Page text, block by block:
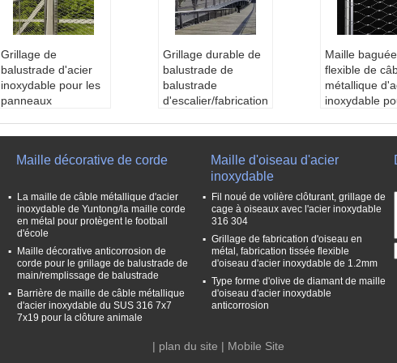
Grillage de
balustrade d'acier
inoxydable pour les
panneaux
Nom:maille de cord
ydable
Diamètre de fil:1.2
mm-3.2mm
Ouverture de maill
e: 25x25-200x200m
1*7,7*7,7*19,1*19
Grillage durable de
balustrade de
balustrade
d'escalier/fabrication
e d'acier inoxydable
Diamètre de fil:1.2
mm-3.2mm
Ouverture de maill
e:
25x25-200x200m
Structure de câble:
1*7,7*7,7*19,1*19
Maille baguée
flexible de
métallique
inoxydable
aille de corde
our la
male de
Matériau:
ydable 304
L
Diamètre de
mm-4.0mm
Maille décorative de corde
La maille de câble métallique d'acier
inoxydable de Yuntong/la maille corde
en métal pour protègent le football
d'école
Maille décorative anticorrosion de
corde pour le grillage de balustrade de
main/remplissage de balustrade
Barrière de maille de câble métallique
d'acier inoxydable du SUS 316 7x7
7x19 pour la clôture animale
Maille d'oiseau d'acier
inoxydable
Fil noué de volière clôturant, grillage de
cage à oiseaux avec l'acier inoxydable
316 304
Grillage de fabrication d'oiseau en
métal, fabrication tissée flexible
d'oiseau d'acier inoxydable de 1.2mm
Type forme d'olive de diamant de maille
d'oiseau d'acier inoxydable
anticorrosion
| plan du site | Mobile Site